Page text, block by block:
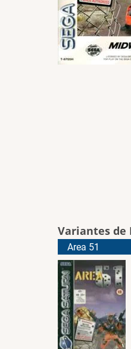
Variantes de
Area 51